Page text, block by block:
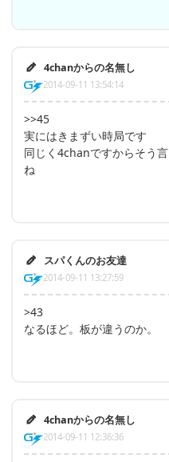
4chanからの名無し
2014-09-11 13:54:14
>>45
実にはきまずい時局です
同じく4chanですからそう
ね
スパくんのお友達
2014-09-11 13:27:59
>43
なるほど。板が違うのか。
4chanからの名無し
2014-09-11 12:36:36